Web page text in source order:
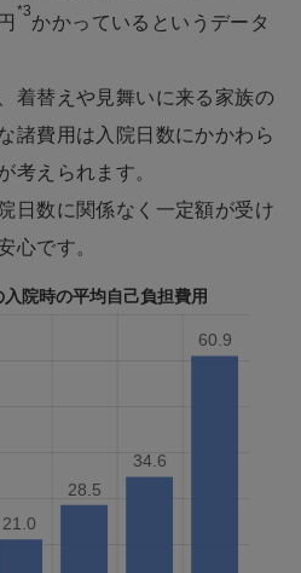
*3
かかっているというデータ
着替えや見舞いに来る家族の
諸費用は入院日数にかかわら
考えられます。
日数に関係なく一定額が受け
心です。
院時の平均自己負担費用